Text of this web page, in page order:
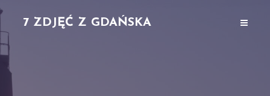
7 ZDJĘĆ Z GDAŃSKA